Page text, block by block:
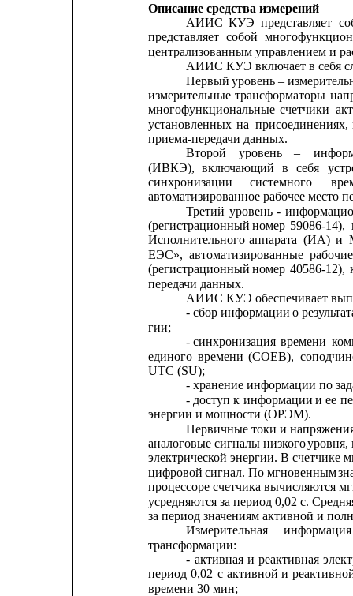
Описание средства измерений
АИИС КУЭ представляет
представляет собой
централизованным управлением и
АИИС КУЭ включает в себя
Первый уровень –
измерительные трансформаторы
многофункциональные счетчики
установленных на присоединениях,
приема-передачи данных.
Второй
уровень –
(ИВКЭ), включающий в себя
синхронизации системного
автоматизированное рабочее
Третий уровень -
(регистрационный номер 59086-14),
Исполнительного аппарата (ИА) и
ЕЭС», автоматизированные рабочие
(регистрационный номер 40586-12),
передачи данных.
АИИС КУЭ обеспечивает
- сбор информации о
гии;
- синхронизация времени
единого времени (СОЕВ),
UTC (SU);
- хранение информации по
- доступ к информации и ее
энергии и мощности (ОРЭМ).
Первичные токи и
аналоговые сигналы низкогоуровня,
электрической энергии. В счетчике
цифровой сигнал. По мгновенным
процессоре счетчика вычисляются
усредняются за период 0,02 с.
за период значениям активной и
Измерительная
информация
трансформации:
- активная и реактивная
период 0,02 с активной и
времени 30 мин;